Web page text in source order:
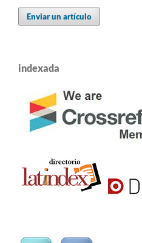
Enviar un artículo
indexada